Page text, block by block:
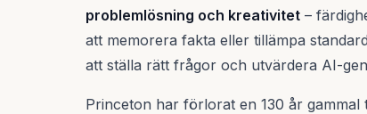
problemlösning och kreativitet –
att memorera fakta eller tillämpa
att ställa rätt frågor och utvärdera AI-
Princeton har förlorat en 130 år